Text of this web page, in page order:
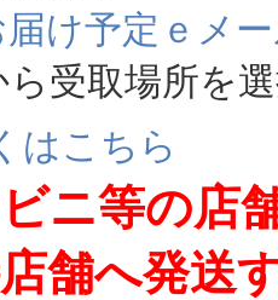
届け予定ｅメ
ら受取場所を
はこちら
ニ等の店
舗へ発送